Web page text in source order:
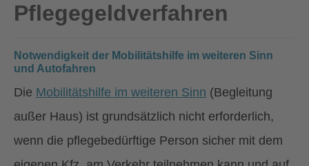
Pflegegeldverfahren
Notwendigkeit der Mobilitätshilfe im weiteren Sinn
und Autofahren
Die Mobilitätshilfe im weiteren Sinn (Begleitung
außer Haus) ist grundsätzlich nicht erforderlich,
wenn die pflegebedürftige Person sicher mit dem